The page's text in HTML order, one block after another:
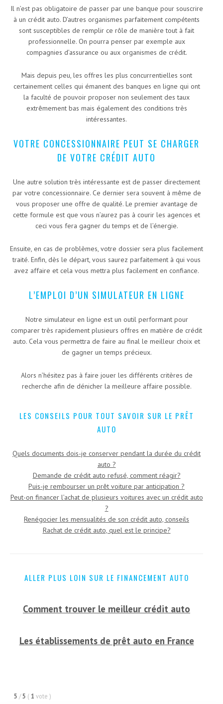
Il n’est pas obligatoire de passer par une banque pour souscrire
à un crédit auto. D’autres organismes parfaitement compétents
sont susceptibles de remplir ce rôle de manière tout à fait
professionnelle. On pourra penser par exemple aux
compagnies d’assurance ou aux organismes de crédit.
Mais depuis peu, les offres les plus concurrentielles sont
certainement celles qui émanent des banques en ligne qui ont
la faculté de pouvoir proposer non seulement des taux
extrêmement bas mais également des conditions très
intéressantes.
VOTRE CONCESSIONNAIRE PEUT SE CHARGER
DE VOTRE CRÉDIT AUTO
Une autre solution très intéressante est de passer directement
par votre concessionnaire. Ce dernier sera souvent à même de
vous proposer une offre de qualité. Le premier avantage de
cette formule est que vous n’aurez pas à courir les agences et
ceci vous fera gagner du temps et de l’énergie.
Ensuite, en cas de problèmes, votre dossier sera plus facilement
traité. Enfin, dès le départ, vous saurez parfaitement à qui vous
avez affaire et cela vous mettra plus facilement en confiance.
L’EMPLOI D’UN SIMULATEUR EN LIGNE
Notre simulateur en ligne est un outil performant pour
comparer très rapidement plusieurs offres en matière de crédit
auto. Cela vous permettra de faire au final le meilleur choix et
de gagner un temps précieux.
Alors n’hésitez pas à faire jouer les différents critères de
recherche afin de dénicher la meilleure affaire possible.
LES CONSEILS POUR TOUT SAVOIR SUR LE PRÊT
AUTO
Quels documents dois-je conserver pendant la durée du crédit
auto ?
Demande de crédit auto refusé, comment réagir?
Puis-je rembourser un prêt voiture par anticipation ?
Peut-on financer l’achat de plusieurs voitures avec un crédit auto
?
Renégocier les mensualités de son crédit auto, conseils
Rachat de crédit auto, quel est le principe?
ALLER PLUS LOIN SUR LE FINANCEMENT AUTO
Comment trouver le meilleur crédit auto
Les établissements de prêt auto en France
5 / 5 ( 1 vote )